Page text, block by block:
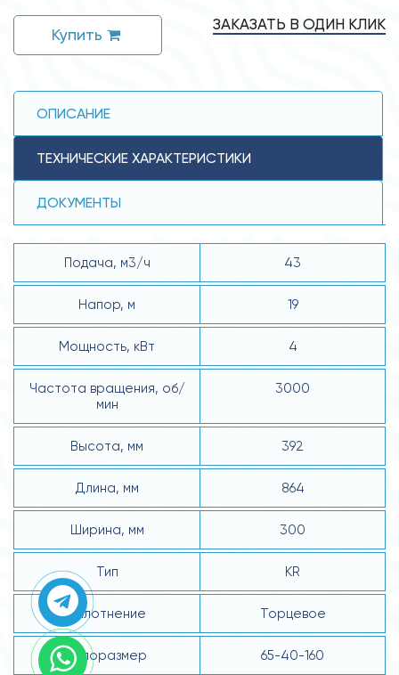
Купить
ЗАКАЗАТЬ В ОДИН КЛИК
ОПИСАНИЕ
ТЕХНИЧЕСКИЕ ХАРАКТЕРИСТИКИ
ДОКУМЕНТЫ
Подача, м3/ч 43
Напор, м 19
Мощность, кВт 4
Частота вращения, об/
мин
3000
Высота, мм 392
Длина, мм 864
Ширина, мм 300
Тип KR
Уплотнение Торцевое
Типоразмер 65-40-160